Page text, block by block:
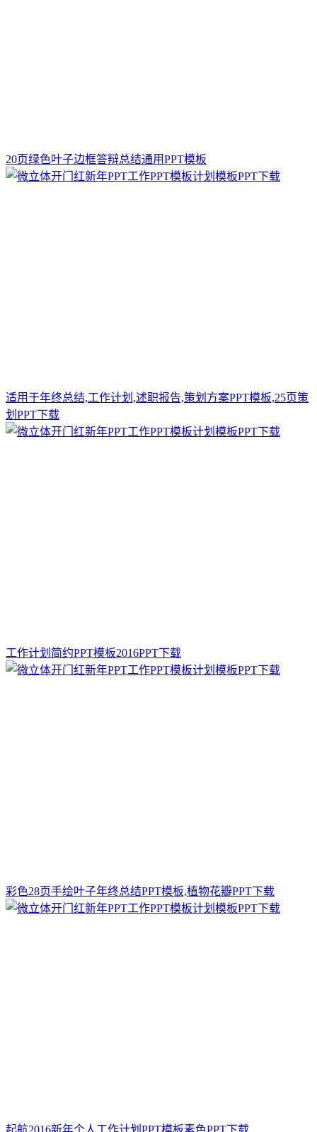
20页绿色叶子边框答辩总结通用PPT模板
适用于年终总结,工作计划,述职报告,策划方案PPT模板,25页策
划PPT下载
工作计划简约PPT模板2016PPT下载
彩色28页手绘叶子年终总结PPT模板,植物花瓣PPT下载